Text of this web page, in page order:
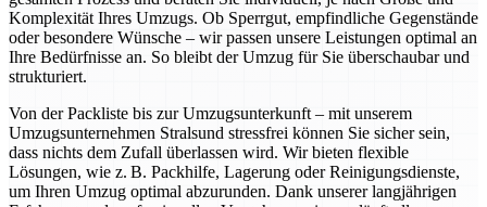
Komplexität Ihres Umzugs. Ob Sperrgut, empfindliche Gegenstände
oder besondere Wünsche – wir passen unsere Leistungen optimal an
Ihre Bedürfnisse an. So bleibt der Umzug für Sie überschaubar und
strukturiert.
Von der Packliste bis zur Umzugsunterkunft – mit unserem
Umzugsunternehmen Stralsund stressfrei können Sie sicher sein,
dass nichts dem Zufall überlassen wird. Wir bieten flexible
Lösungen, wie z. B. Packhilfe, Lagerung oder Reinigungsdienste,
um Ihren Umzug optimal abzurunden. Dank unserer langjährigen